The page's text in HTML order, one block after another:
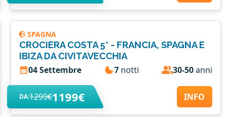
SPAGNA
CROCIERA COSTA 5* - FRANCIA, SPAGNA E
IBIZA DA CIVITAVECCHIA
04 Settembre 7 notti 30-50anni
DA:1299€1199€ INFO